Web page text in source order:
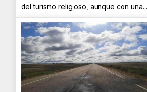
del turismo religioso, aunque con una...